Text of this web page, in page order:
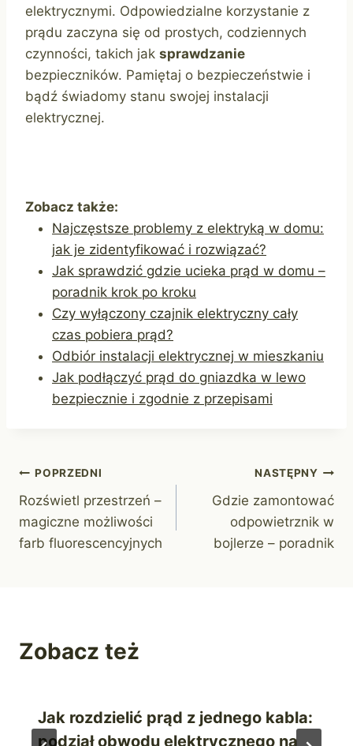
elektrycznymi. Odpowiedzialne korzystanie z
prądu zaczyna się od prostych, codziennych
czynności, takich jak sprawdzanie
bezpieczników. Pamiętaj o bezpieczeństwie i
bądź świadomy stanu swojej instalacji
elektrycznej.
Zobacz także:
Najczęstsze problemy z elektryką w domu:
jak je zidentyfikować i rozwiązać?
Jak sprawdzić gdzie ucieka prąd w domu –
poradnik krok po kroku
Czy wyłączony czajnik elektryczny cały
czas pobiera prąd?
Odbiór instalacji elektrycznej w mieszkaniu
Jak podłączyć prąd do gniazdka w lewo
bezpiecznie i zgodnie z przepisami
Nawigacja
wpisu
POPRZEDNI
Rozświetl przestrzeń –
magiczne możliwości
farb fluorescencyjnych
NASTĘPNY
Gdzie zamontować
odpowietrznik w
bojlerze – poradnik
Zobacz też
Jak rozdzielić prąd z jednego kabla:
podział obwodu elektrycznego na